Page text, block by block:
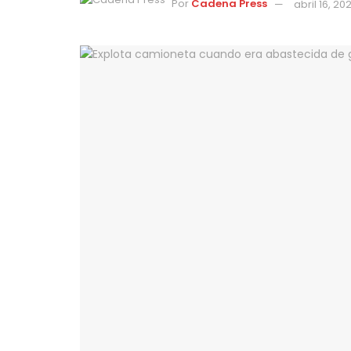
Por Cadena Press abril 16,